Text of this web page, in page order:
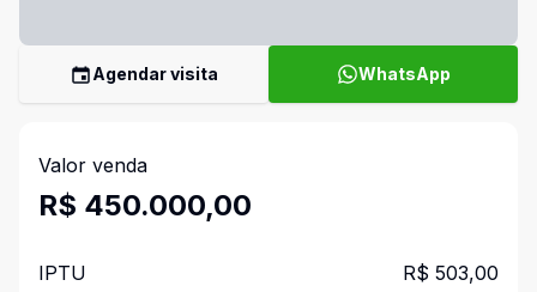
Agendar visita WhatsApp
Valor venda
R$ 450.000,00
IPTU R$ 503,00